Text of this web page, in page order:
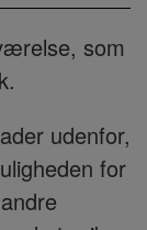
som
udenfor,
for